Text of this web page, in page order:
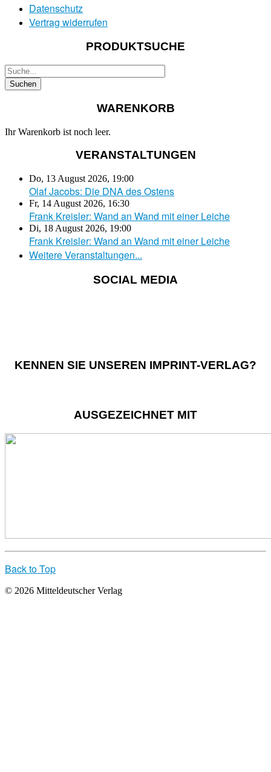
Datenschutz
Vertrag widerrufen
PRODUKTSUCHE
WARENKORB
Ihr Warenkorb ist noch leer.
VERANSTALTUNGEN
Do, 13 August 2026, 19:00
Olaf Jacobs: Die DNA des Ostens
Fr, 14 August 2026, 16:30
Frank Kreisler: Wand an Wand mit einer Leiche
Di, 18 August 2026, 19:00
Frank Kreisler: Wand an Wand mit einer Leiche
Weitere Veranstaltungen...
SOCIAL MEDIA
KENNEN SIE UNSEREN IMPRINT-VERLAG?
AUSGEZEICHNET MIT
Back to Top
© 2026 Mitteldeutscher Verlag